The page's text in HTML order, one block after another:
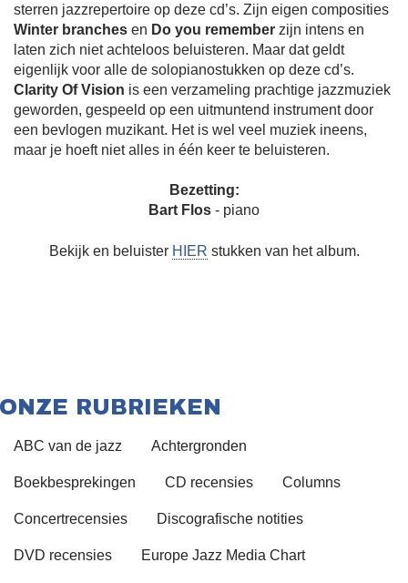
sterren jazzrepertoire op deze cd’s. Zijn eigen composities
Winter branches en Do you remember zijn intens en
laten zich niet achteloos beluisteren. Maar dat geldt
eigenlijk voor alle de solopianostukken op deze cd’s.
Clarity Of Vision is een verzameling prachtige jazzmuziek
geworden, gespeeld op een uitmuntend instrument door
een bevlogen muzikant. Het is wel veel muziek ineens,
maar je hoeft niet alles in één keer te beluisteren.
Bezetting:
Bart Flos - piano
Bekijk en beluister HIER stukken van het album.
ONZE RUBRIEKEN
ABC van de jazz Achtergronden
Boekbesprekingen CD recensies Columns
Concertrecensies Discografische notities
DVD recensies Europe Jazz Media Chart